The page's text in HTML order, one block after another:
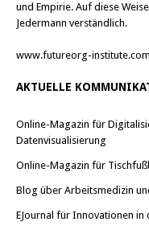
und Empirie. Auf diese
Jedermann verständlich.
www.futureorg-institute.com
AKTUELLE
Online-Magazin für
Datenvisualisierung
Online-Magazin für
Blog über Arbeitsmedizin
EJournal für Innovationen